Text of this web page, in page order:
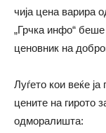
чија цена варира
„Грчка инфо“
ценовник на
Луѓето кои веќе ја
цените на гирото
одморалишта: